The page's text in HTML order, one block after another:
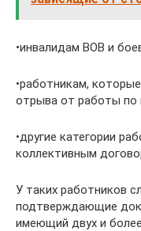
•инвалидам ВОВ и
•работникам,
отрыва от работы по
•другие категории
коллективным
У таких работников
подтверждающие
имеющий двух и